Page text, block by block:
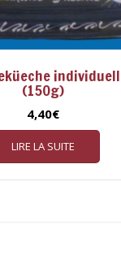
(150g)
4,40€
LIRE LA SUITE